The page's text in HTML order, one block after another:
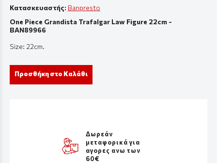
Κατασκευαστής: Banpresto
One Piece Grandista Trafalgar Law Figure 22cm -
BAN89966
Size: 22cm.
Προσθήκη στο Καλάθι
Δωρεάν
μεταφορικά για
αγορες ανω των
60€